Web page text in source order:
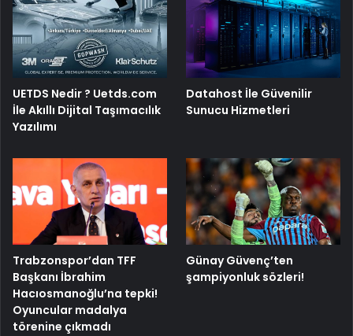
UETDS Nedir ? Uetds.com
İle Akıllı Dijital Taşımacılık
Yazılımı
Datahost İle Güvenilir
Sunucu Hizmetleri
Trabzonspor’dan TFF
Başkanı İbrahim
Hacıosmanoğlu’na tepki!
Oyuncular madalya
törenine çıkmadı
Günay Güvenç’ten
şampiyonluk sözleri!